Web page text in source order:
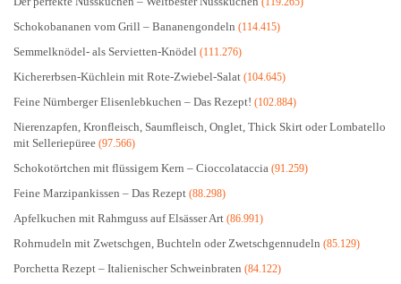
Schokobananen vom Grill – Bananengondeln (114.415)
Semmelknödel- als Servietten-Knödel (111.276)
Kichererbsen-Küchlein mit Rote-Zwiebel-Salat (104.645)
Feine Nürnberger Elisenlebkuchen – Das Rezept! (102.884)
Nierenzapfen, Kronfleisch, Saumfleisch, Onglet, Thick Skirt oder Lombatello
mit Selleriepüree (97.566)
Schokotörtchen mit flüssigem Kern – Cioccolataccia (91.259)
Feine Marzipankissen – Das Rezept (88.298)
Apfelkuchen mit Rahmguss auf Elsässer Art (86.991)
Rohrnudeln mit Zwetschgen, Buchteln oder Zwetschgennudeln (85.129)
Porchetta Rezept – Italienischer Schweinbraten (84.122)